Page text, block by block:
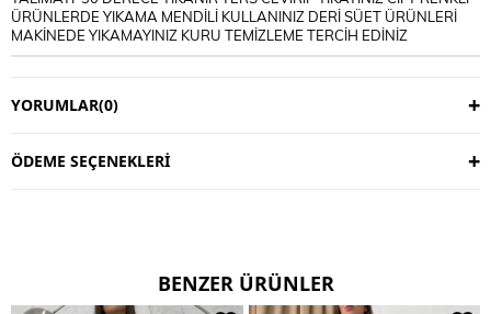
ÜRÜNLERDE YIKAMA MENDİLİ KULLANINIZ DERİ SÜET ÜRÜNLERİ
MAKİNEDE YIKAMAYINIZ KURU TEMİZLEME TERCİH EDİNİZ
YORUMLAR(0)
ÖDEME SEÇENEKLERI
BENZER ÜRÜNLER